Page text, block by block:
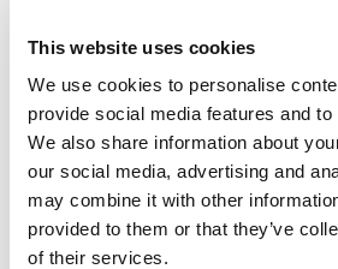
This website uses cookies
We use cookies to personalise
provide social media features and
We also share information about
our social media, advertising and
may combine it with other
provided to them or that they’ve
of their services.